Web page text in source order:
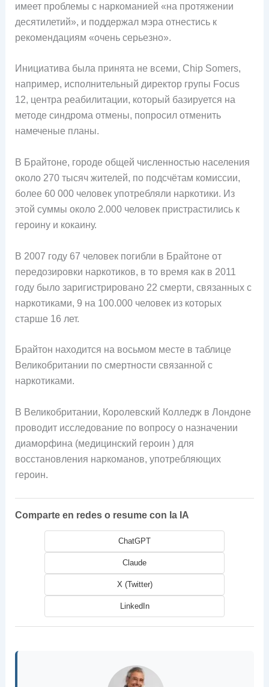
имеет проблемы с наркоманией «на протяжении
десятилетий», и поддержал мэра отнестись к
рекомендациям «очень серьезно».
Инициатива была принята не всеми, Chip Somers,
например, исполнительный директор групы Focus
12, центра реабилитации, который базируется на
методе синдрома отмены, попросил отменить
намеченые планы.
В Брайтоне, городе общей численностью населения
около 270 тысяч жителей, по подсчётам комиссии,
более 60 000 человек употребляли наркотики. Из
этой суммы около 2.000 человек пристрастились к
героину и кокаину.
В 2007 году 67 человек погибли в Брайтоне от
передозировки наркотиков, в то время как в 2011
году было заригистрировано 22 смерти, связанных с
наркотиками, 9 на 100.000 человек из которых
старше 16 лет.
Брайтон находится на восьмом месте в таблице
Великобритании по смертности связанной с
наркотиками.
В Великобритании, Королевский Колледж в Лондоне
проводит исследование по вопросу о назначении
диаморфина (медицинский героин ) для
восстановления наркоманов, употребляющих
героин.
Comparte en redes o resume con la IA
ChatGPT
Claude
X (Twitter)
LinkedIn